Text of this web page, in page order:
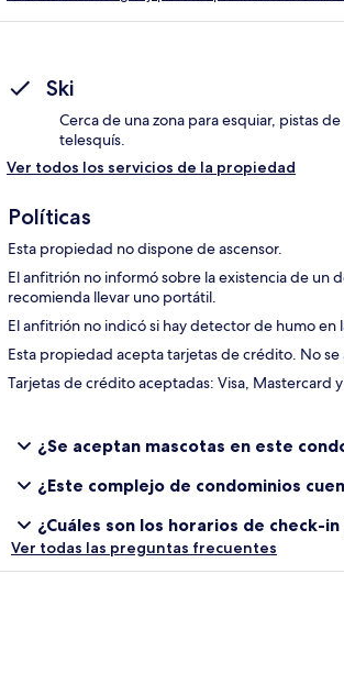
Ski
Cerca de una zona para esquiar, pistas de
telesquís.
Ver todos los servicios de la propiedad
Políticas
Esta propiedad no dispone de ascensor.
El anfitrión no informó sobre la existencia de
recomienda llevar uno portátil.
El anfitrión no indicó si hay detector de humo en
Esta propiedad acepta tarjetas de crédito. No
Tarjetas de crédito aceptadas: Visa, Mastercard
¿Se aceptan mascotas en este
¿Este complejo de condominios
¿Cuáles son los horarios de check-
Ver todas las preguntas frecuentes